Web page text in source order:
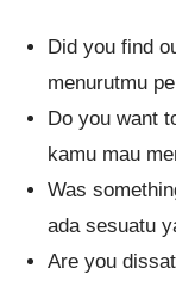
Did you find
menurutmu
Do you want
kamu mau
Was
ada sesuatu
Are you